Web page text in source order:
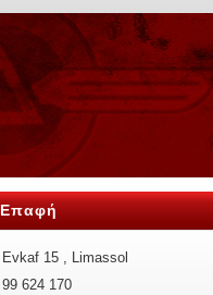
Επαφή
Evkaf 15 , Limassol
99 624 170